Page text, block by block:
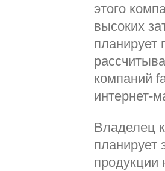
этого
высоких
планирует
компаний
интернет-
Владелец
планирует